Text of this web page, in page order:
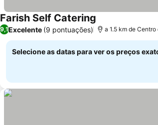
Farish Self Catering
9,1Excelente (9 pontuações) a 1.5 km de
Selecione as datas para ver os preços